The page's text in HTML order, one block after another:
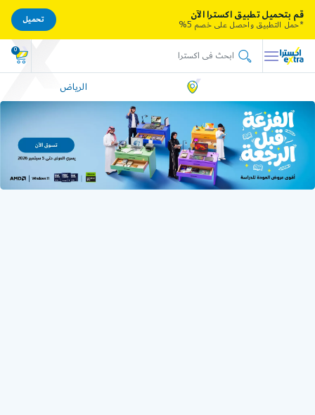
0
الرياض
قم بتحميل تطبيق اكسترا الآن
*حمل التطبيق واحصل على خصم 5%
تحميل